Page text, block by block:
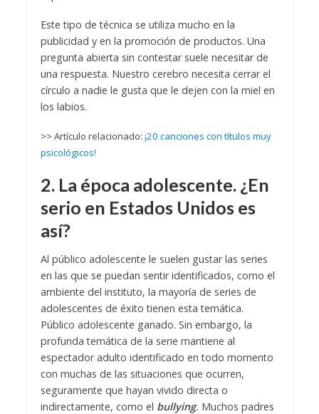
Este tipo de técnica se utiliza mucho en la
publicidad y en la promoción de productos. Una
pregunta abierta sin contestar suele necesitar de
una respuesta. Nuestro cerebro necesita cerrar el
círculo a nadie le gusta que le dejen con la miel en
los labios.
>> Artículo relacionado: ¡20 canciones con títulos muy
psicológicos!
2. La época adolescente. ¿En
serio en Estados Unidos es
así?
Al público adolescente le suelen gustar las series
en las que se puedan sentir identificados, como el
ambiente del instituto, la mayoría de series de
adolescentes de éxito tienen esta temática.
Público adolescente ganado. Sin embargo, la
profunda temática de la serie mantiene al
espectador adulto identificado en todo momento
con muchas de las situaciones que ocurren,
seguramente que hayan vivido directa o
indirectamente, como el bullying. Muchos padres